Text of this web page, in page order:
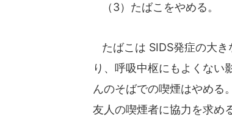
（3）たばこをやめる。
たばこは SIDS発症の大
り、呼吸中枢にもよくない
んのそばでの喫煙はやめる
友人の喫煙者に協力を求める